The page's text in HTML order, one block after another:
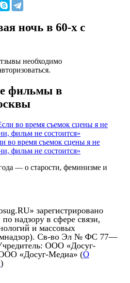
ночь в 60-х с
необходимо
.
фильмы в
во время съемок сцены я не
фильм не состоится»
— о старости, феминизме и
зарегистрировано
надзору в сфере связи,
и массовых
Св-во Эл № ФС 77—
ООО «Досуг-
«Досуг-Медиа» (О
)